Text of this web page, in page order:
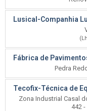
Lusical-Companhia
Fábrica de
Pedra
Tecofix-Técnica de
Zona Industrial Casal
442